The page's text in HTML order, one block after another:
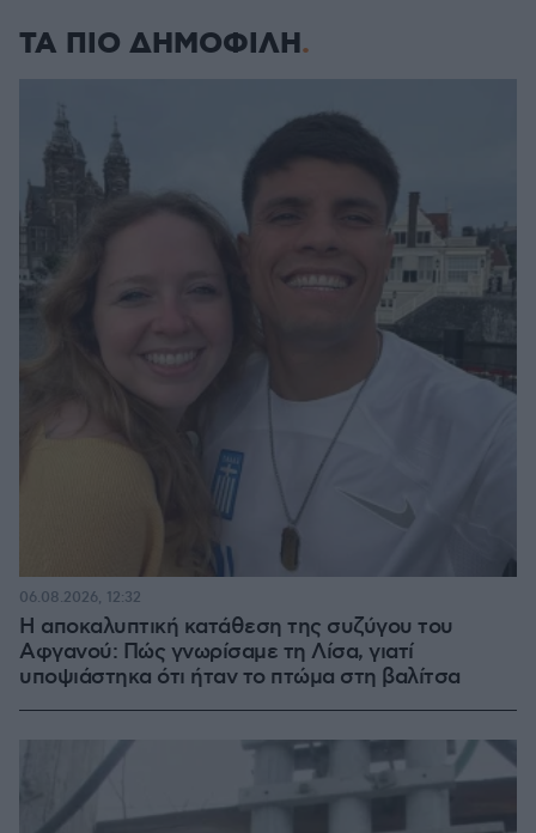
ΤΑ ΠΙΟ ΔΗΜΟΦΙΛΗ
Η αποκαλυπτική κατάθεση της συζύγου του
Αφγανού: Πώς γνωρίσαμε τη Λίσα, γιατί
υποψιάστηκα ότι ήταν το πτώμα στη βαλίτσα
06.08.2026, 12:32